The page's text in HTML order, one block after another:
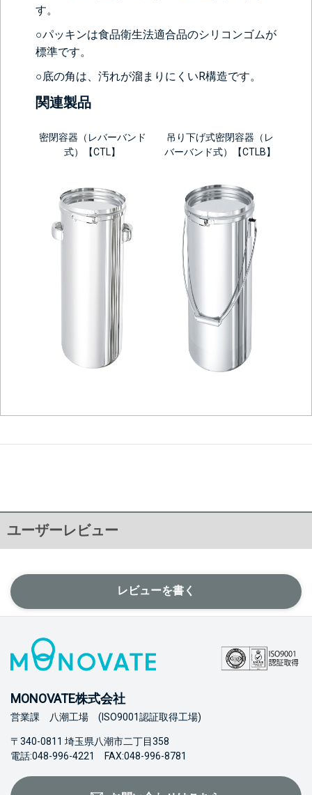
＞＞詳しくはこちらから
す。
○パッキンは食品衛生法適合品のシリコンゴムが
標準です。
○底の角は、汚れが溜まりにくいR構造です。
関連製品
密閉容器（レバーバンド
式）【CTL】
吊り下げ式密閉容器（レ
バーバンド式）【CTLB】
ユーザーレビュー
レビューを書く
MONOVATE株式会社
営業課 八潮工場 (ISO9001認証取得工場)
〒340-0811 埼玉県八潮市二丁目358
電話:048-996-4221 FAX:048-996-8781